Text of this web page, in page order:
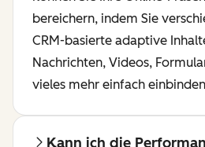
bereichern, indem Sie
CRM-basierte adaptive
Nachrichten, Videos,
vieles mehr einfach
Kann ich die